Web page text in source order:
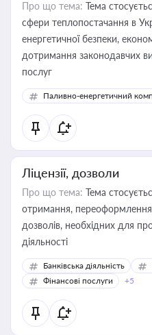
Про що тема: Тема
сфери теплопостачання в
енергетичної безпеки,
дотримання законодавчих
послуг
Паливно-енергетичний
Ліцензії, дозволи
Про що тема: Тема
отримання, переоформлення,
дозволів, необхідних для
діяльності
Банківська діяльність
Фінансові послуги
+5